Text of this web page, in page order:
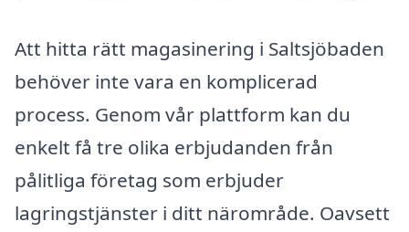
Att hitta rätt magasinering i Saltsjöbaden
behöver inte vara en komplicerad
process. Genom vår plattform kan du
enkelt få tre olika erbjudanden från
pålitliga företag som erbjuder
lagringstjänster i ditt närområde. Oavsett